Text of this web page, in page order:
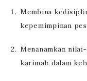
Membina
kepemimpinan
Menanamkan
karimah dalam